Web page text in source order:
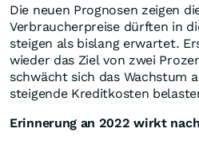
Die neuen Prognosen zeigen
Verbraucherpreise dürften in
steigen als bislang erwartet.
wieder das Ziel von zwei
schwächt sich das Wachstum
steigende Kreditkosten
Erinnerung an 2022 wirkt nach